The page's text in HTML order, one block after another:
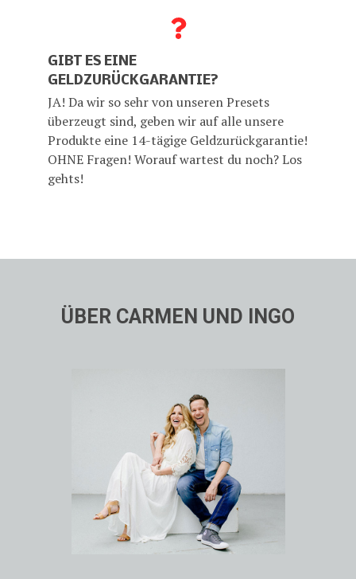
GIBT ES EINE
GELDZURÜCKGARANTIE?
JA! Da wir so sehr von unseren Presets
überzeugt sind, geben wir auf alle unsere
Produkte eine 14-tägige Geldzurückgarantie!
OHNE Fragen! Worauf wartest du noch? Los
gehts!
ÜBER CARMEN UND INGO